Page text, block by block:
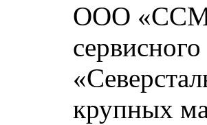
ООО «ССМ-
крупных